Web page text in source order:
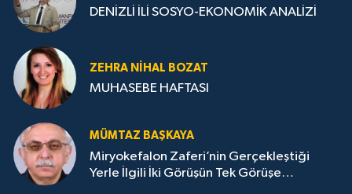
DENİZLİ İLİ SOSYO-EKONOMİK ANALİZİ
ZEHRA NIHAL BOZAT
MUHASEBE HAFTASI
MÜMTAZ BAŞKAYA
Miryokefalon Zaferi’nin Gerçekleştiği
Yerle İlgili İki Görüşün Tek Görüşe